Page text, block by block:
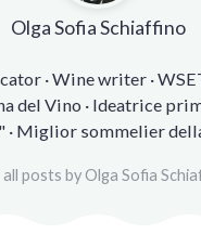
Olga Sofia Schiaffino
· Wine writer ·
del Vino · Ideatrice
· Miglior sommelier
posts by Olga Sofia